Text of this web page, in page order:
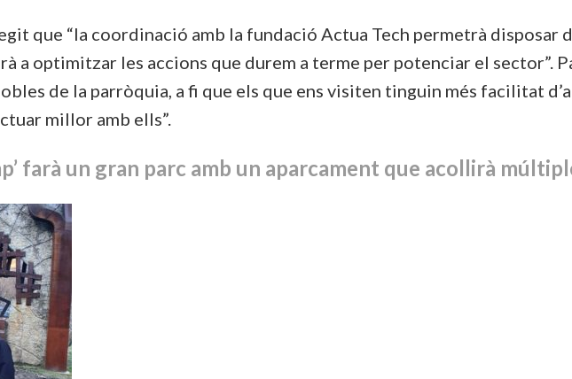
que “la coordinació amb la fundació Actua Tech permetrà disposar
a optimitzar les accions que durem a terme per potenciar el sector”.
de la parròquia, a fi que els que ens visiten tinguin més facilitat
millor amb ells”.
farà un gran parc amb un aparcament que acollirà